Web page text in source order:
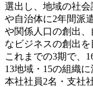
選出し、地域の社
や自治体に2年間派
や関係人口の創出
なビジネスの創出を
これまでの3期で、
13地域・15の組織
本社社員2名・支社